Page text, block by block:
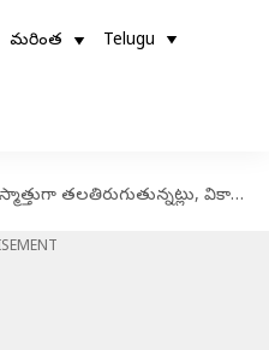
మరింత Telugu
తలతిరుగుతున్నట్లు, వికారంగా ఉన్నట్లు, శరీరం వణుకుతున్నట్లు అనిపిస్తుందా? ఇది తెలుసుకోండి.